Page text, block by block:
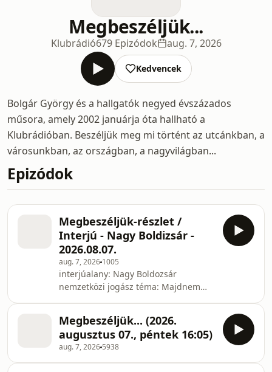
Megbeszéljük...
Klubrádió679 Epizódok aug. 7, 2026
Kedvencek
Bolgár György és a hallgatók negyed évszázados
műsora, amely 2002 januárja óta hallható a
Klubrádióban. Beszéljük meg mi történt az utcánkban, a
városunkban, az országban, a nagyvilágban...
Epizódok
Megbeszéljük-részlet /
Interjú - Nagy Boldizsár -
2026.08.07.
aug. 7, 2026 1005
interjúalany: Nagy Boldozsár
nemzetközi jogász téma: Majdnem
vízállása miatt. Kell-e mégis
Magyarországnak Bős-Nagymarosi
vízerőmű? riporter: Bolgár György
Megbeszéljük... (2026.
augusztus 07., péntek 16:05)
aug. 7, 2026 5938